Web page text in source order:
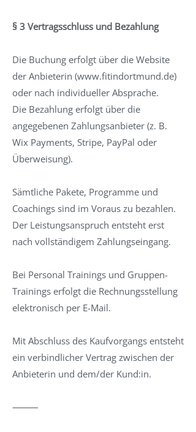
§ 3 Vertragsschluss und Bezahlung
Die Buchung erfolgt über die Website
der Anbieterin (www.fitindortmund.de)
oder nach individueller Absprache.
Die Bezahlung erfolgt über die
angegebenen Zahlungsanbieter (z. B.
Wix Payments, Stripe, PayPal oder
Überweisung).
Sämtliche Pakete, Programme und
Coachings sind im Voraus zu bezahlen.
Der Leistungsanspruch entsteht erst
nach vollständigem Zahlungseingang.
Bei Personal Trainings und Gruppen-
Trainings erfolgt die Rechnungsstellung
elektronisch per E-Mail.
Mit Abschluss des Kaufvorgangs entsteht
ein verbindlicher Vertrag zwischen der
Anbieterin und dem/der Kund:in.
⸻